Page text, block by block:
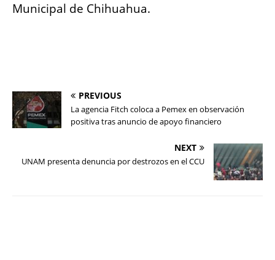
Municipal de Chihuahua.
PREVIOUS
La agencia Fitch coloca a Pemex en observación
positiva tras anuncio de apoyo financiero
NEXT
UNAM presenta denuncia por destrozos en el CCU